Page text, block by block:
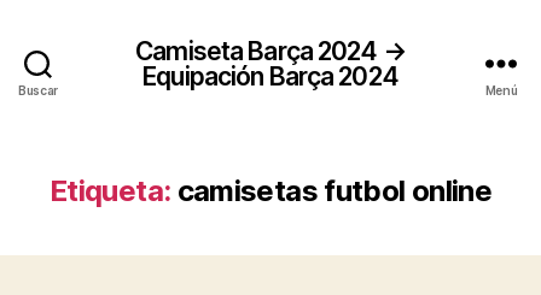
Buscar
Camiseta Barça 2024 →
Equipación Barça 2024
Menú
Etiqueta: camisetas futbol online